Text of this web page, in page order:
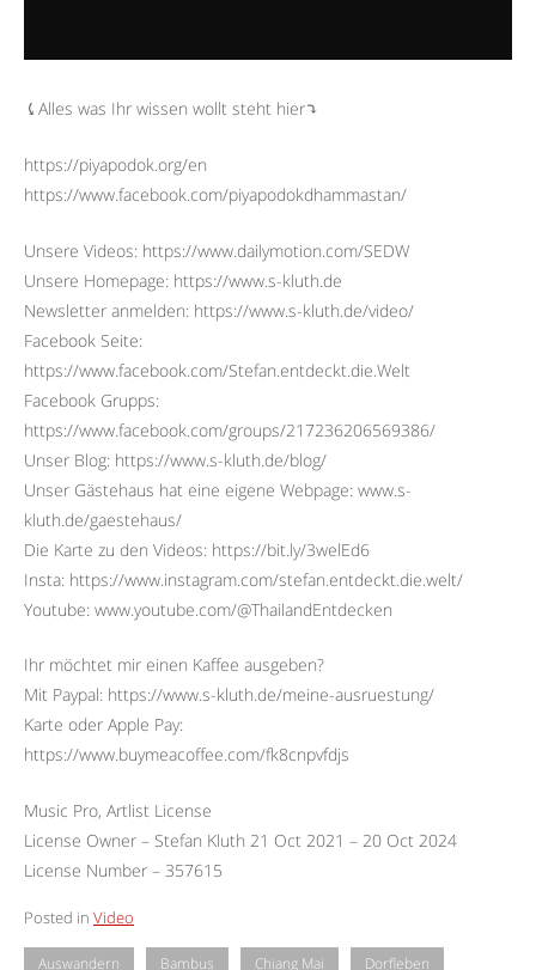
⤹Alles was Ihr wissen wollt steht hier⤵︎
https://piyapodok.org/en
https://www.facebook.com/piyapodokdhammastan/
Unsere Videos: https://www.dailymotion.com/SEDW
Unsere Homepage: https://www.s-kluth.de
Newsletter anmelden: https://www.s-kluth.de/video/
Facebook Seite:
https://www.facebook.com/Stefan.entdeckt.die.Welt
Facebook Grupps:
https://www.facebook.com/groups/217236206569386/
Unser Blog: https://www.s-kluth.de/blog/
Unser Gästehaus hat eine eigene Webpage: www.s-
kluth.de/gaestehaus/
Die Karte zu den Videos: https://bit.ly/3welEd6
Insta: https://www.instagram.com/stefan.entdeckt.die.welt/
Youtube: www.youtube.com/@ThailandEntdecken
Ihr möchtet mir einen Kaffee ausgeben?
Mit Paypal: https://www.s-kluth.de/meine-ausruestung/
Karte oder Apple Pay:
https://www.buymeacoffee.com/fk8cnpvfdjs
Music Pro, Artlist License
License Owner – Stefan Kluth 21 Oct 2021 – 20 Oct 2024
License Number – 357615
Posted in Video
Auswandern Bambus Chiang Mai Dorfleben